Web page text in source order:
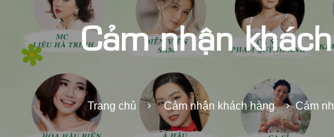
Cảm nhận
Trang chủ Cảm nhận khách hàng Cảm